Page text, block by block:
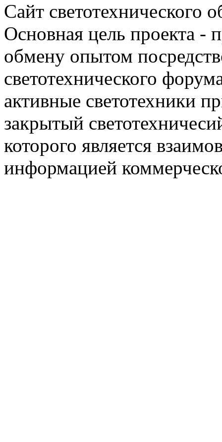
Сайт светотехнического
Основная цель проекта -
обмену опытом
светотехнического
активные светотехники
закрытый
которого является
информацией